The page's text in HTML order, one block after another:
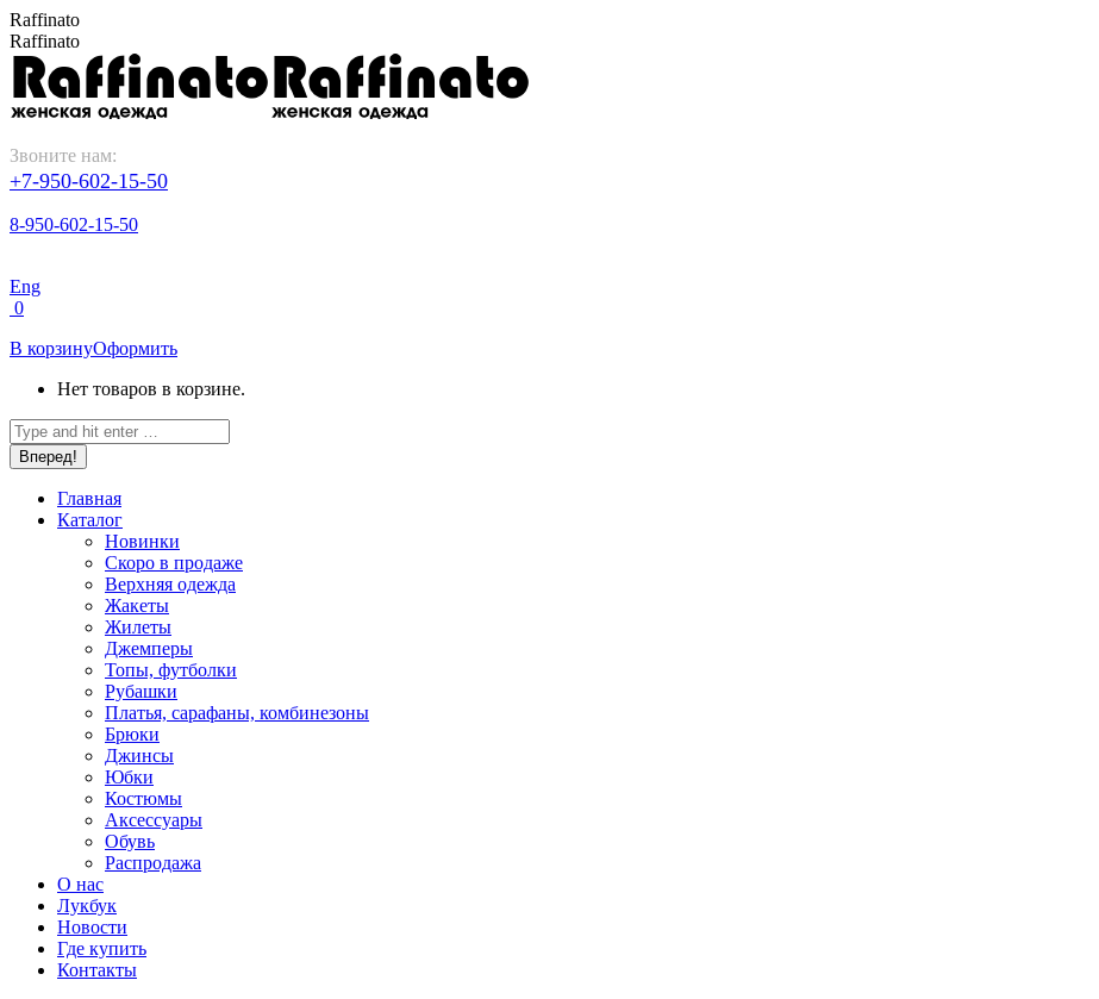
Перейти
к
содержанию
Raffinato
Raffinato
Звоните нам:
+7-950-602-15-50
8-950-602-15-50
Eng
0
В корзинуОформить
Нет товаров в корзине.
Поиск:
Главная
Каталог
Новинки
Скоро в продаже
Верхняя одежда
Жакеты
Жилеты
Джемперы
Топы, футболки
Рубашки
Платья, сарафаны, комбинезоны
Брюки
Джинсы
Юбки
Костюмы
Аксессуары
Обувь
Распродажа
О нас
Лукбук
Новости
Где купить
Контакты